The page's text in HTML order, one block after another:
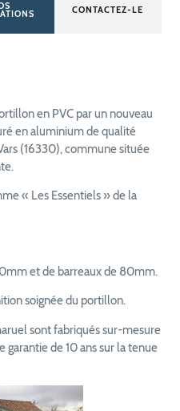
CONTACTEZ-LE
en PVC par un nouveau
en aluminium de qualité
(16330), commune située
« Les Essentiels » de la
et de barreaux de 80mm.
soignée du portillon.
sont fabriqués sur-mesure
garantie de 10 ans sur la tenue